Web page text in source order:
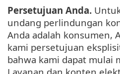
Persetujuan Anda.
undang perlindungan
Anda adalah konsumen,
kami persetujuan
bahwa kami dapat mulai